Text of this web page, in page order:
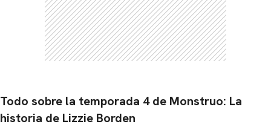
Todo sobre la temporada 4 de Monstruo: La
historia de Lizzie Borden